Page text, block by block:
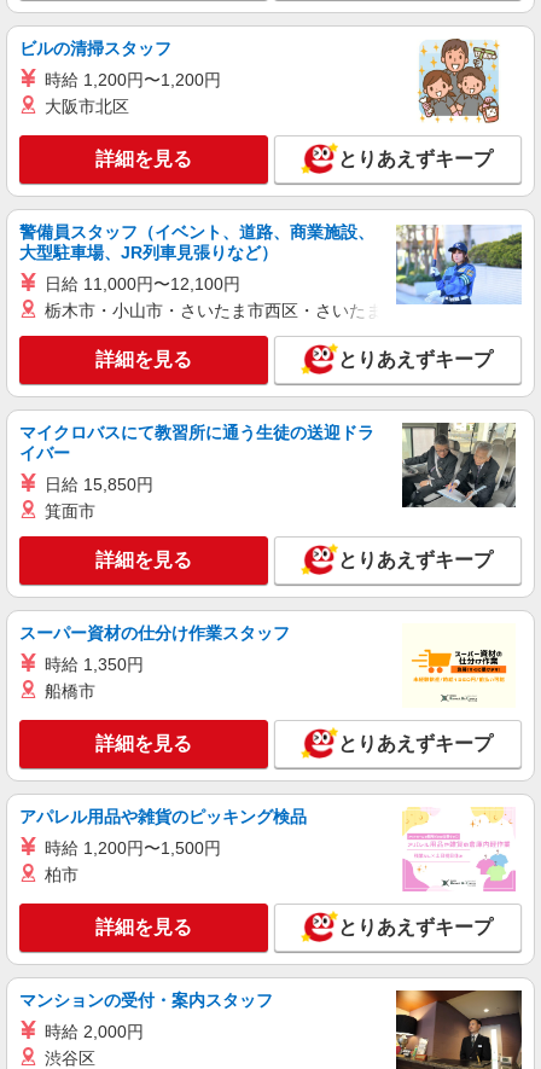
派遣社員
株式会社kotrio /●OS-H1-2114888
八戸ノ里駅⇒キレイな病院で介護補助/事務作
時給1550円〜2187円 ＜日払い有/週払い有/交
通費全支給(ガソリン代含む)＞
東大阪市
キープ 詳細を見る
派遣社員
落ち着いた少人数環境/グループホームで暮ら
しの手伝い◆週3〜OK
時給1550円〜2187円 ＜日払い有/週払い有/交
通費全支給(ガソリン代含む)＞
詳細を見る
株式会社kotrio /●OS-H1-1990672
＜布施＞小さなデイサービスSTAFF募集≪週3
勤務≫≪夕方退社≫
時給1550円〜2187円 ＜日払い有/週払い有/交
東大阪市//布施駅
キープ 詳細を見る
派遣社員
株式会社kotrio /●OS-H1-2114890
新石切駅⇒キレイな病院で介護補助/事務作業
時給1550円〜2187円 ＜日払い有/週払い有/交
通費全支給(ガソリン代含む)＞
東大阪市
詳細を見る
ビルの清掃スタッフ
時給 1,200円〜1,200円
大阪市北区
詳細を見る とりあえずキープ
警備員スタッフ（イベント、道路、商業施設、
大型駐車場、JR列車見張りなど）
日給 11,000円〜12,100円
栃木市・小山市・さいたま市西区・さいたま市岩槻区・久喜市・
詳細を見る とりあえずキープ
マイクロバスにて教習所に通う生徒の送迎ドラ
イバー
日給 15,850円
箕面市
詳細を見る とりあえずキープ
スーパー資材の仕分け作業スタッフ
時給 1,350円
船橋市
詳細を見る とりあえずキープ
アパレル用品や雑貨のピッキング検品
時給 1,200円〜1,500円
柏市
詳細を見る とりあえずキープ
マンションの受付・案内スタッフ
時給 2,000円
渋谷区